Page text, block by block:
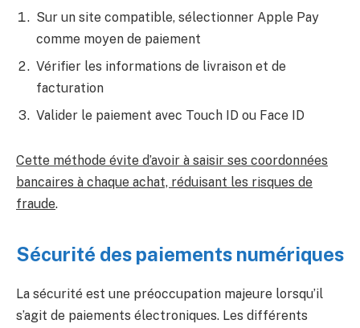
Sur un site compatible, sélectionner Apple Pay
comme moyen de paiement
Vérifier les informations de livraison et de
facturation
Valider le paiement avec Touch ID ou Face ID
Cette méthode évite d’avoir à saisir ses coordonnées
bancaires à chaque achat, réduisant les risques de
fraude.
Sécurité des paiements numériques
La sécurité est une préoccupation majeure lorsqu’il
s’agit de paiements électroniques. Les différents